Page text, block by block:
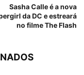
Sasha Calle é a nova
da DC e estreará
no filme The Flash